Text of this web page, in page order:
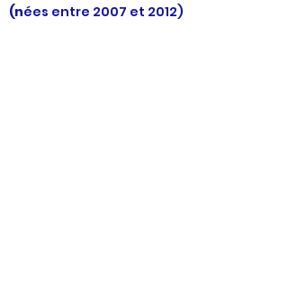
(nées entre 2007 et 2012)